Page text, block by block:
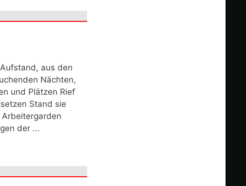
aus den
Nächten,
und Plätzen Rief
Stand sie
der ...